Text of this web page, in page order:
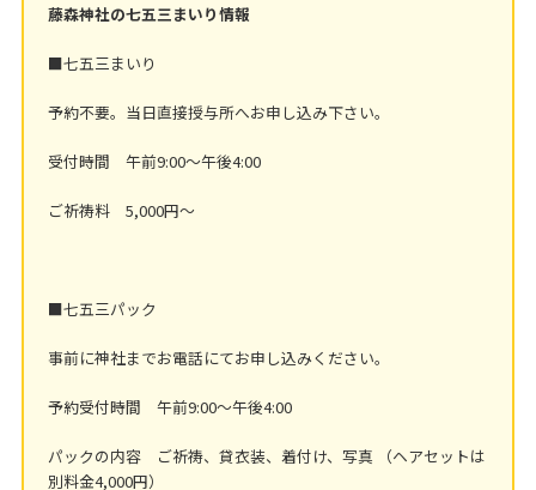
藤森神社の七五三まいり情報
■七五三まいり
予約不要。当日直接授与所へお申し込み下さい。
受付時間 午前9:00～午後4:00
ご祈祷料 5,000円～
■七五三パック
事前に神社までお電話にてお申し込みください。
予約受付時間 午前9:00～午後4:00
パックの内容 ご祈祷、貸衣装、着付け、写真 （ヘアセットは
別料金4,000円）